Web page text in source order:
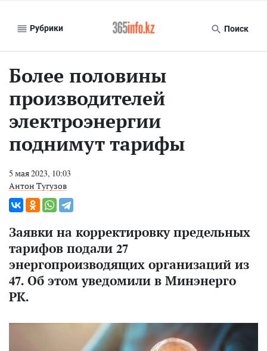
Рубрики Поиск
Более половины
производителей
электроэнергии
поднимут тарифы
5 мая 2023, 10:03
Антон Тугузов
Заявки на корректировку предельных
тарифов подали 27
энергопроизводящих организаций из
47. Об этом уведомили в Минэнерго
РК.